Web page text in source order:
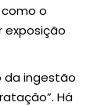
o
exposição
da ingestão
Há